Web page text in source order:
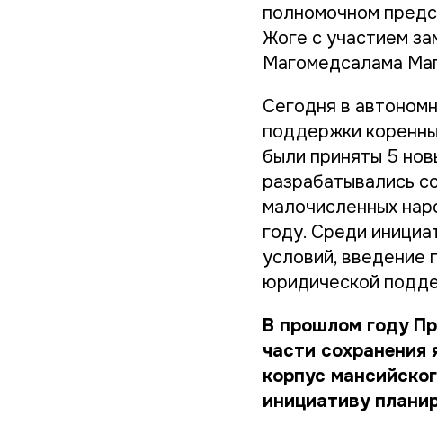
полномочном
Жоге с участием
Магомедсалама
Сегодня в
поддержки
были приняты 5
разрабатывались
малочисленных
году. Среди
условий, введение
юридической
В прошлом году
части
корпус
инициативу